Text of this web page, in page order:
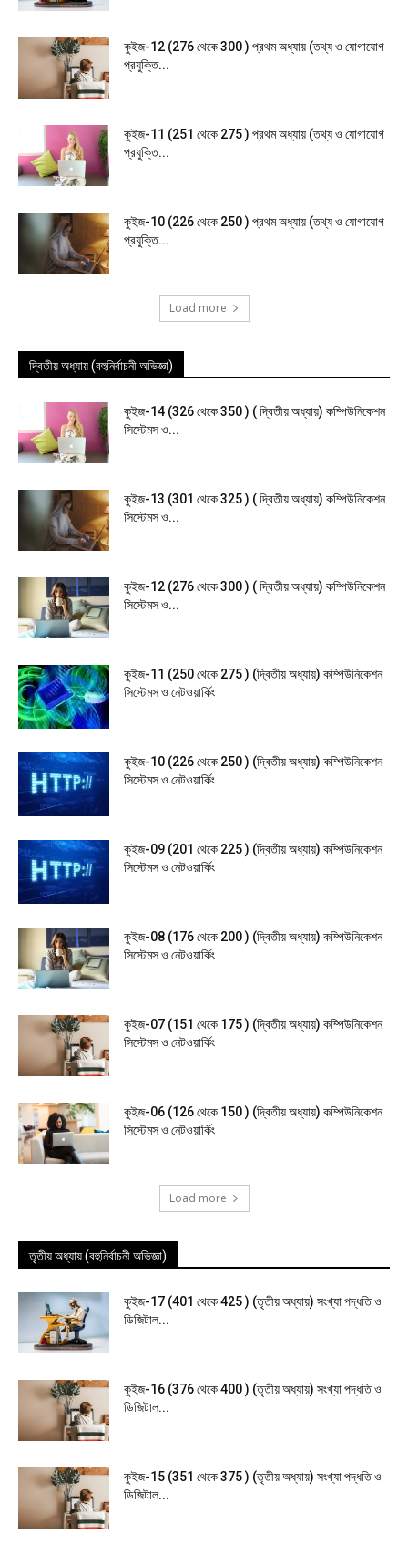
কুইজ-12 (276 থেকে 300 ) প্রথম অধ্যায় (তথ্য ও যোগাযোগ
প্রযুক্তি...
কুইজ-11 (251 থেকে 275 ) প্রথম অধ্যায় (তথ্য ও যোগাযোগ
প্রযুক্তি...
কুইজ-10 (226 থেকে 250 ) প্রথম অধ্যায় (তথ্য ও যোগাযোগ
প্রযুক্তি...
Load more
দ্বিতীয় অধ্যায় (বহুনির্বাচনী অভিজ্ঞা)
কুইজ-14 (326 থেকে 350 ) ( দ্বিতীয় অধ্যায়) কম্পিউনিকেশন
সিস্টেমস ও...
কুইজ-13 (301 থেকে 325 ) ( দ্বিতীয় অধ্যায়) কম্পিউনিকেশন
সিস্টেমস ও...
কুইজ-12 (276 থেকে 300 ) ( দ্বিতীয় অধ্যায়) কম্পিউনিকেশন
সিস্টেমস ও...
কুইজ-11 (250 থেকে 275 ) (দ্বিতীয় অধ্যায়) কম্পিউনিকেশন
সিস্টেমস ও নেটওয়ার্কিং
কুইজ-10 (226 থেকে 250 ) (দ্বিতীয় অধ্যায়) কম্পিউনিকেশন
সিস্টেমস ও নেটওয়ার্কিং
কুইজ-09 (201 থেকে 225 ) (দ্বিতীয় অধ্যায়) কম্পিউনিকেশন
সিস্টেমস ও নেটওয়ার্কিং
কুইজ-08 (176 থেকে 200 ) (দ্বিতীয় অধ্যায়) কম্পিউনিকেশন
সিস্টেমস ও নেটওয়ার্কিং
কুইজ-07 (151 থেকে 175 ) (দ্বিতীয় অধ্যায়) কম্পিউনিকেশন
সিস্টেমস ও নেটওয়ার্কিং
কুইজ-06 (126 থেকে 150 ) (দ্বিতীয় অধ্যায়) কম্পিউনিকেশন
সিস্টেমস ও নেটওয়ার্কিং
Load more
তৃতীয় অধ্যায় (বহুনির্বাচনী অভিজ্ঞা)
কুইজ-17 (401 থেকে 425 ) (তৃতীয় অধ্যায়) সংখ্যা পদ্ধতি ও
ডিজিটাল...
কুইজ-16 (376 থেকে 400 ) (তৃতীয় অধ্যায়) সংখ্যা পদ্ধতি ও
ডিজিটাল...
কুইজ-15 (351 থেকে 375 ) (তৃতীয় অধ্যায়) সংখ্যা পদ্ধতি ও
ডিজিটাল...